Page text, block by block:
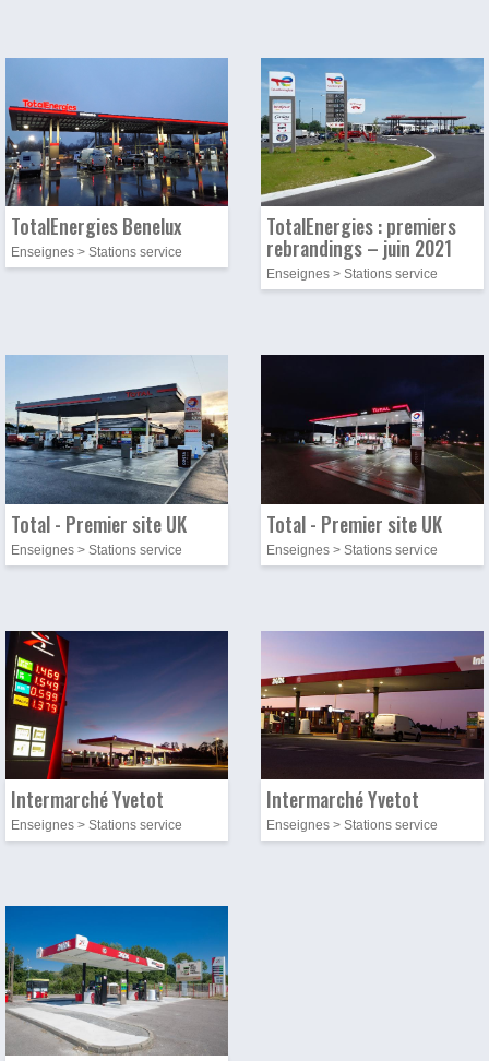
TotalEnergies Benelux
Enseignes > Stations service
Photo
Image
TotalEnergies : premiers
rebrandings – juin 2021
Enseignes > Stations service
Total - Premier site UK
Enseignes > Stations service
Total - Premier site UK
Enseignes > Stations service
Photo
Image
Intermarché Yvetot
Enseignes > Stations service
Intermarché Yvetot
Enseignes > Stations service